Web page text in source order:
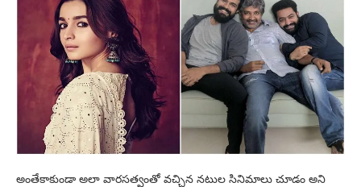
అంతేకాకుండా అలా వారసత్వంతో వచ్చిన నటుల సినిమాలు చూడం అని